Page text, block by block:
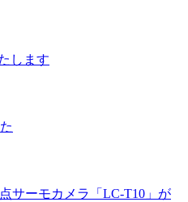
します
サーモカメラ「LC-T10」が